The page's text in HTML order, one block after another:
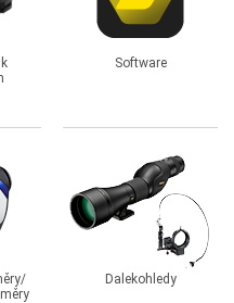
Software
Dalekohledy